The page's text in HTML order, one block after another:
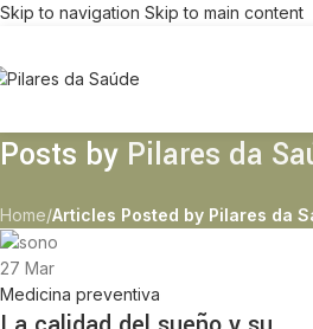
Skip to navigation Skip to main content
Posts by Pilares da
Home/Articles Posted by Pilares da
27 Mar
Medicina preventiva